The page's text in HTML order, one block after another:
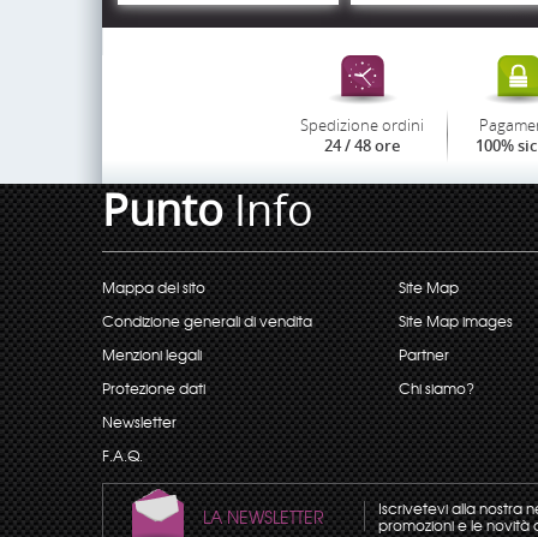
Spedizione ordini
24 / 48 ore 100%
PuntoInfo
Mappa del sito
Condizione generali di vendita
Menzioni legali
Protezione dati
Newsletter
F.A.Q.
Site Map
Site Map images
Partner
Chi siamo?
LA NEWSLETTER Iscrivetevi alla nostra
promozioni e le novità